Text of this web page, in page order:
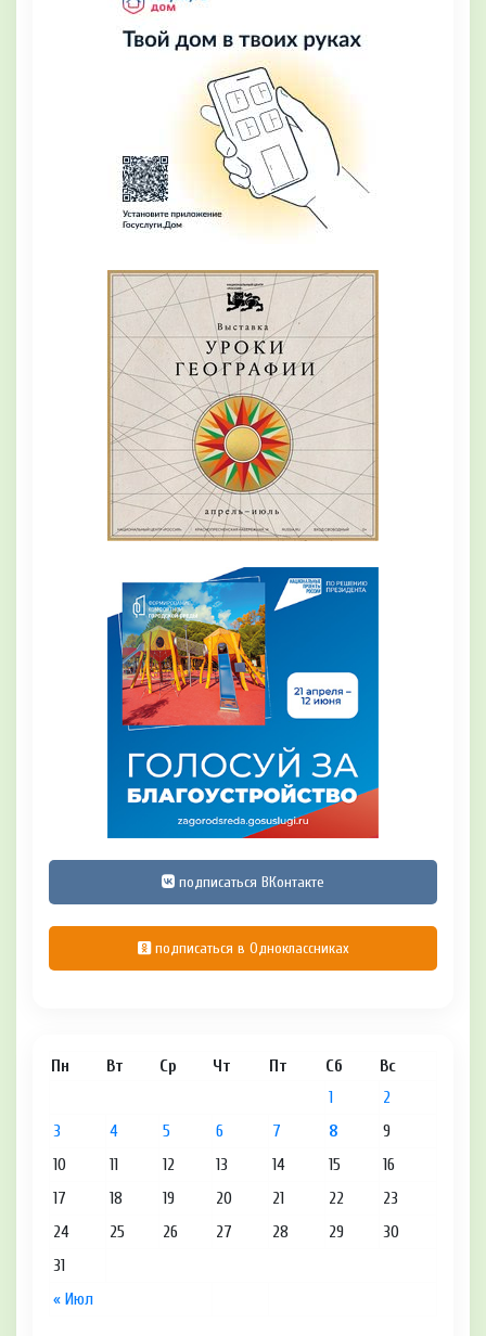
подписаться ВКонтакте
подписаться в Одноклассниках
Пн Вт Ср Чт Пт Сб Вс
« Июл
1
2
3
4 5 6 7 8
9
10
11 12 13 14 15
16
17
18 19 20 21 22
23
24
25 26 27 28 29
30
31